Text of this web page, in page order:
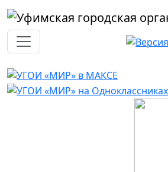
Перейти к основному содержанию